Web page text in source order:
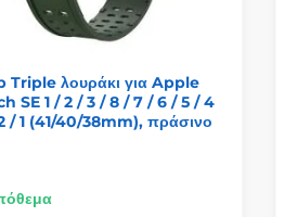
Triple λουράκι για Apple
SE 1 / 2 / 3 / 8 / 7 / 6 / 5 / 4
/ 1 (41/40/38mm), πράσινο